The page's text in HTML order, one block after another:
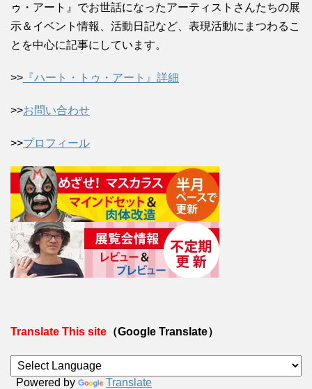
ゥ・アート』でお世話になったアーティストさんたちの展
示＆イベント情報、活動日記など、表現活動にまつわるこ
とを中心に記事にしています。
>> 『ハート・トゥ・アート』詳細
>>お問い合わせ
>>プロフィール
Translate This site （Google Translate）
Powered by Translate